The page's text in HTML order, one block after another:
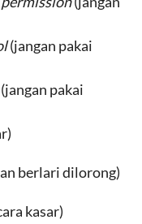
(jangan pakai
pakai
berlari dilorong)
kasar)